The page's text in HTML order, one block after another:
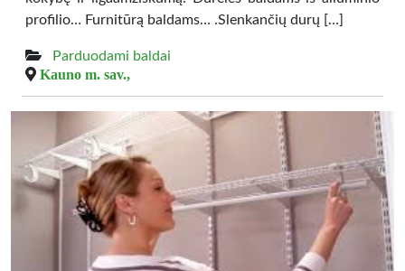
profilio… Furnitūrą baldams… .Slenkančių durų […]
Parduodami baldai
Kauno m. sav.,